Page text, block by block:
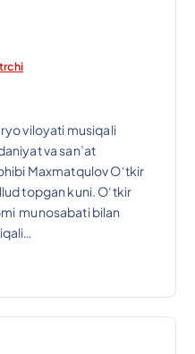
viloyati musiqali
va san’at
Maxmatqulov O‘tkir
topgan kuni. O‘tkir
munosabati bilan